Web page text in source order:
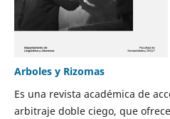
Arboles y Rizomas
Es una revista académica de
arbitraje doble ciego, que